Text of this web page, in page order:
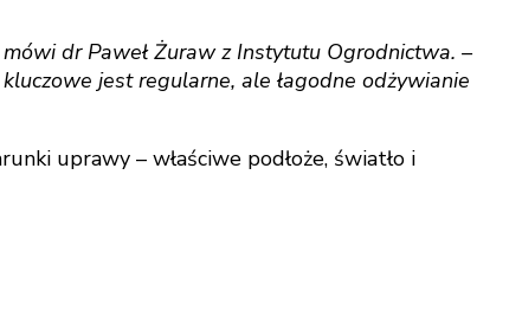
dr Paweł Żuraw z Instytutu Ogrodnictwa. –
jest regularne, ale łagodne odżywianie
uprawy – właściwe podłoże, światło i